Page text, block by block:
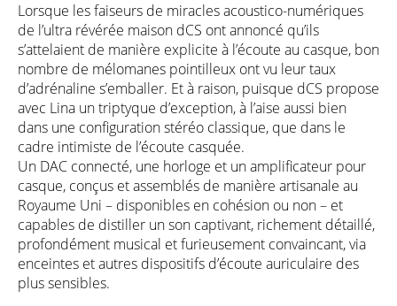
Lorsque les faiseurs de miracles acoustico-numériques
de l’ultra révérée maison dCS ont annoncé qu’ils
s’attelaient de manière explicite à l’écoute au casque, bon
nombre de mélomanes pointilleux ont vu leur taux
d’adrénaline s’emballer. Et à raison, puisque dCS propose
avec Lina un triptyque d’exception, à l’aise aussi bien
dans une configuration stéréo classique, que dans le
cadre intimiste de l’écoute casquée.
Un DAC connecté, une horloge et un amplificateur pour
casque, conçus et assemblés de manière artisanale au
Royaume Uni – disponibles en cohésion ou non – et
capables de distiller un son captivant, richement détaillé,
profondément musical et furieusement convaincant, via
enceintes et autres dispositifs d’écoute auriculaire des
plus sensibles.